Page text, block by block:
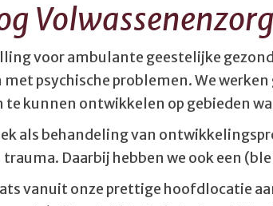
Volwassenenzorg
voor ambulante geestelijke
psychische problemen. We
te kunnen ontwikkelen op gebieden
als behandeling van
Daarbij hebben we ook een
vanuit onze prettige hoofdlocatie